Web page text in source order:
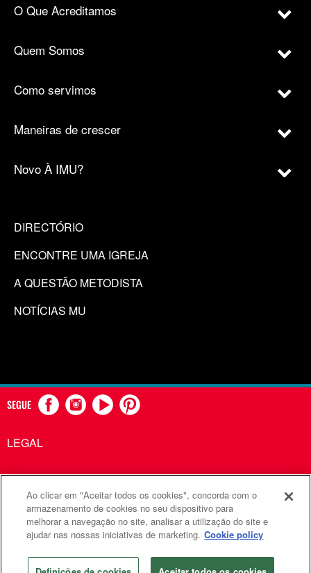
O Que Acreditamos
Quem Somos
Como servimos
Maneiras de crescer
Novo À IMU?
DIRECTÓRIO
ENCONTRE UMA IGREJA
A QUESTÃO METODISTA
NOTÍCIAS MU
SEGUE
LEGAL
Comunicações Metodistas Unidas é uma agência da Igreja
Metodista Unida
©2026 Comunicações Metodistas Unidas. Todos os direitos
reservados
Ao clicar em "Aceitar todos os cookies", concorda com o
armazenamento de cookies no seu dispositivo para
melhorar a navegação no site, analisar a utilização do site e
ajudar nas nossas iniciativas de marketing. Cookie policy